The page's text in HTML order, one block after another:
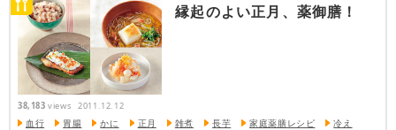
縁起のよい正月、薬御膳！
38,183 views 2011.12.12
血行 胃腸 かに 正月 雑煮 長芋 家庭薬膳レシピ
冷え